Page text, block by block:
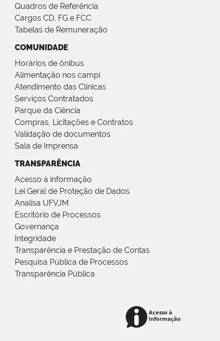
Quadros de Referência
Cargos CD, FG e FCC
Tabelas de Remuneração
COMUNIDADE
Horários de ônibus
Alimentação nos campi
Atendimento das Clínicas
Serviços Contratados
Parque da Ciência
Compras, Licitações e Contratos
Validação de documentos
Sala de Imprensa
TRANSPARÊNCIA
Acesso à informação
Lei Geral de Proteção de Dados
Analisa UFVJM
Escritório de Processos
Governança
Integridade
Transparência e Prestação de Contas
Pesquisa Pública de Processos
Transparência Pública